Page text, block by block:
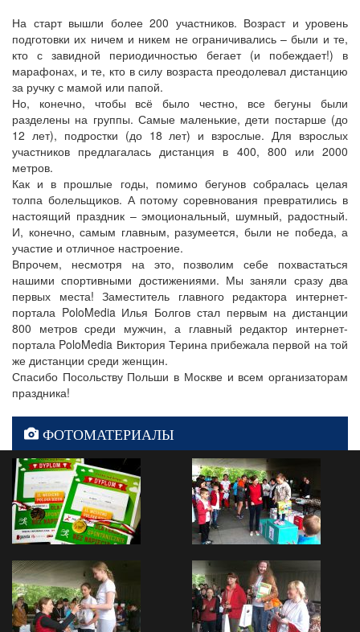
На старт вышли более 200 участников. Возраст и уровень
подготовки их ничем и никем не ограничивались – были и те,
кто с завидной периодичностью бегает (и побеждает!) в
марафонах, и те, кто в силу возраста преодолевал дистанцию
за ручку с мамой или папой.
Но, конечно, чтобы всё было честно, все бегуны были
разделены на группы. Самые маленькие, дети постарше (до
12 лет), подростки (до 18 лет) и взрослые. Для взрослых
участников предлагалась дистанция в 400, 800 или 2000
метров.
Как и в прошлые годы, помимо бегунов собралась целая
толпа болельщиков. А потому соревнования превратились в
настоящий праздник – эмоциональный, шумный, радостный.
И, конечно, самым главным, разумеется, были не победа, а
участие и отличное настроение.
Впрочем, несмотря на это, позволим себе похвастаться
нашими спортивными достижениями. Мы заняли сразу два
первых места! Заместитель главного редактора интернет-
портала PoloMedia Илья Болгов стал первым на дистанции
800 метров среди мужчин, а главный редактор интернет-
портала PoloMedia Виктория Терина прибежала первой на той
же дистанции среди женщин.
Спасибо Посольству Польши в Москве и всем организаторам
праздника!
ФОТОМАТЕРИАЛЫ